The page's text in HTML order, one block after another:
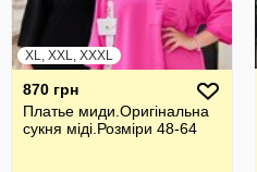
XL, XXL, XXXL
870 грн
Платье миди.Оригiнальна
сукня мiдi.Розмiри 48-64